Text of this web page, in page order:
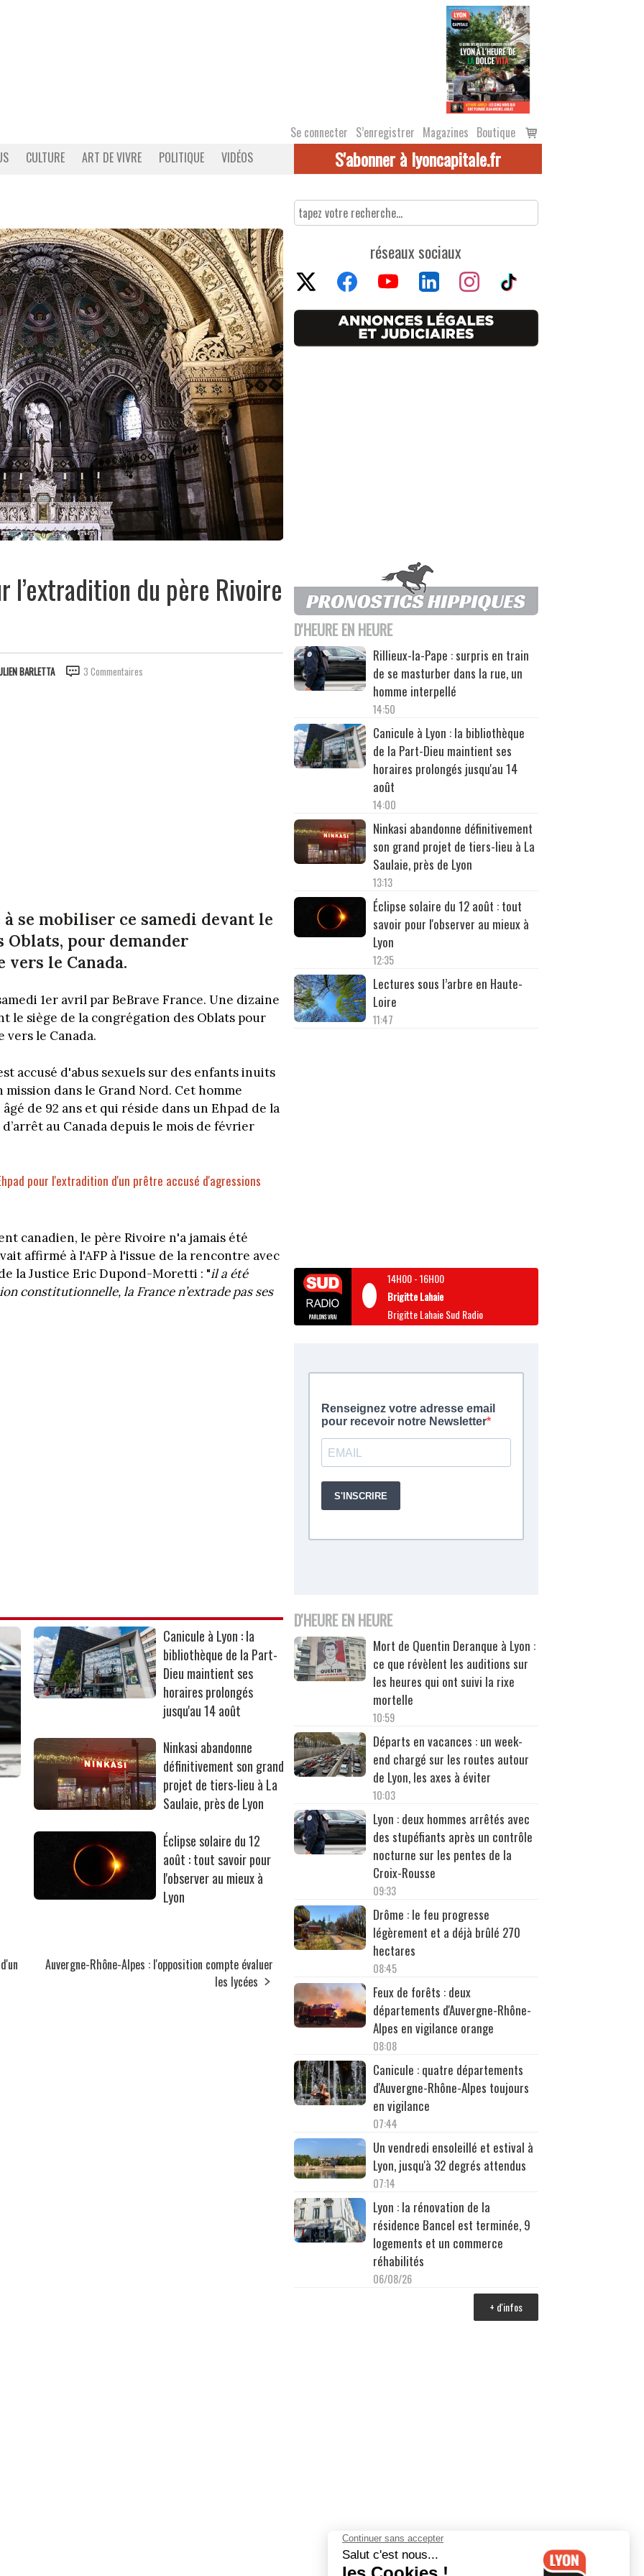
Se connecter S’enregistrer Magazines Boutique
Voir
le
CULTURE ART DE VIVRE POLITIQUE VIDÉOS S'abonner à lyoncapitale.fr
l’extradition du père Rivoire
BARLETTA 3 Commentaires
se mobiliser ce samedi devant le
Oblats, pour demander
le Canada.
1er avril par BeBrave France. Une dizaine
le siège de la congrégation des Oblats pour
le Canada.
accusé d'abus sexuels sur des enfants inuits
dans le Grand Nord. Cet homme
de 92 ans et qui réside dans un Ehpad de la
au Canada depuis le mois de février
pour l'extradition d'un prêtre accusé d'agressions
canadien, le père Rivoire n'a jamais été
affirmé à l'AFP à l'issue de la rencontre avec
la Justice Eric Dupond-Moretti : "il a été
constitutionnelle, la France n’extrade pas ses
Canicule à Lyon : la
bibliothèque de la Part-
Dieu maintient ses
horaires prolongés
jusqu'au 14 août
Ninkasi abandonne
définitivement son grand
projet de tiers-lieu à La
Saulaie, près de Lyon
Éclipse solaire du 12
août : tout savoir pour
l'observer au mieux à
Lyon
Auvergne-Rhône-Alpes : l'opposition compte évaluer
les lycées
réseaux sociaux
D'HEURE EN HEURE
Rillieux-la-Pape : surpris en train
de se masturber dans la rue, un
homme interpellé
14:50
Canicule à Lyon : la bibliothèque
de la Part-Dieu maintient ses
horaires prolongés jusqu'au 14
août
14:00
Ninkasi abandonne définitivement
son grand projet de tiers-lieu à La
Saulaie, près de Lyon
13:13
Éclipse solaire du 12 août : tout
savoir pour l'observer au mieux à
Lyon
12:35
Lectures sous l’arbre en Haute-
Loire
11:47
14H00-16H00
Brigitte Lahaie
Brigitte Lahaie Sud Radio
D'HEURE EN HEURE
Mort de Quentin Deranque à Lyon :
ce que révèlent les auditions sur
les heures qui ont suivi la rixe
mortelle
10:59
Départs en vacances : un week-
end chargé sur les routes autour
de Lyon, les axes à éviter
10:03
Lyon : deux hommes arrêtés avec
des stupéfiants après un contrôle
nocturne sur les pentes de la
Croix-Rousse
09:33
Drôme : le feu progresse
légèrement et a déjà brûlé 270
hectares
08:45
Feux de forêts : deux
départements d'Auvergne-Rhône-
Alpes en vigilance orange
08:08
Canicule : quatre départements
d'Auvergne-Rhône-Alpes toujours
en vigilance
07:44
Un vendredi ensoleillé et estival à
Lyon, jusqu'à 32 degrés attendus
07:14
Lyon : la rénovation de la
résidence Bancel est terminée, 9
logements et un commerce
réhabilités
06/08/26
+ d'infos